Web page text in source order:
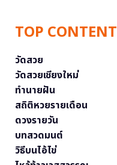
TOP CONTENT
วัดสวย
วัดสวยเชียงใหม่
ทำนายฝัน
สถิติหวยรายเดือน
ดวงรายวัน
บทสวดมนต์
วิธีบนไอ้ไข่